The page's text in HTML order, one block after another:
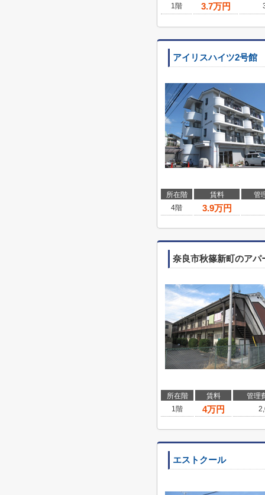
1階
3.7万円
アイリスハイツ2号館
所在階 賃料
管
4階
3.9万円
奈良市秋篠新町のアパ
所在階 賃料
管理
1階
4万円
エストクール